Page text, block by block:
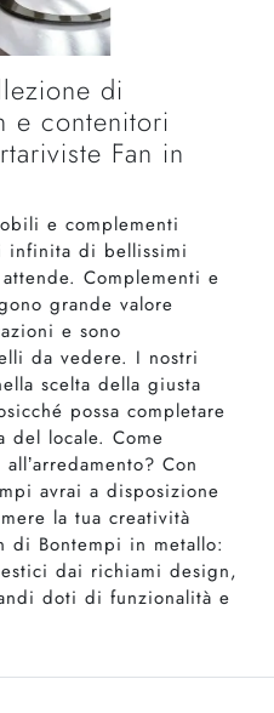
di
e contenitori
Fan in
e complementi
infinita di bellissimi
Complementi e
grande valore
e sono
da vedere. I nostri
scelta della giusta
possa completare
del locale. Come
Con
avrai a disposizione
la tua creatività
di Bontempi in metallo:
dai richiami design,
doti di funzionalità e